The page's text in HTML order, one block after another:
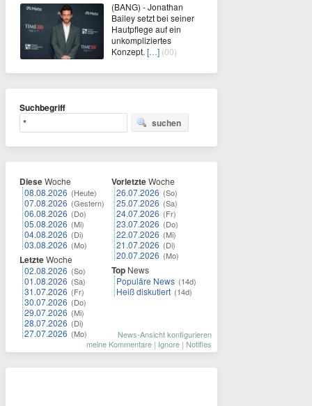
(BANG) - Jonathan
Bailey setzt bei seiner
Hautpflege auf ein
unkompliziertes
Konzept. […] (00)
Suchbegriff
suchen
DieseWoche
08.08.2026 (Heute)
07.08.2026 (Gestern)
06.08.2026 (Do)
05.08.2026 (Mi)
04.08.2026 (Di)
03.08.2026 (Mo)
LetzteWoche
02.08.2026 (So)
01.08.2026 (Sa)
31.07.2026 (Fr)
30.07.2026 (Do)
29.07.2026 (Mi)
28.07.2026 (Di)
27.07.2026 (Mo)
VorletzteWoche
26.07.2026 (So)
25.07.2026 (Sa)
24.07.2026 (Fr)
23.07.2026 (Do)
22.07.2026 (Mi)
21.07.2026 (Di)
20.07.2026 (Mo)
Top News
Populäre News (14d)
Heiß diskutiert (14d)
News-Ansicht konfigurieren
meine Kommentare | Ignore | Notifies